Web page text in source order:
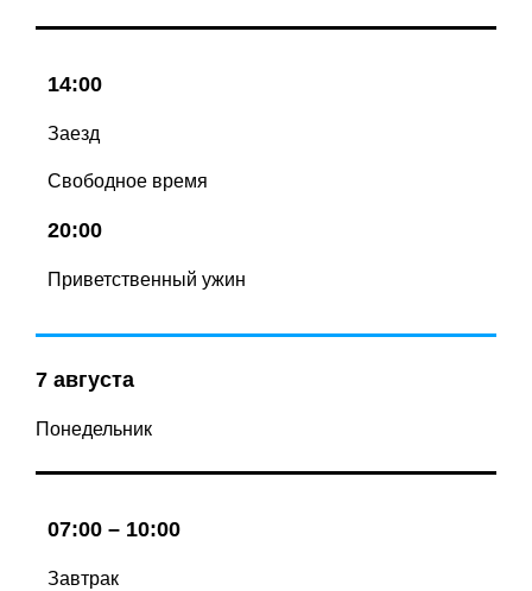
14:00
Заезд
Свободное время
20:00
Приветственный ужин
7 августа
Понедельник
07:00 – 10:00
Завтрак